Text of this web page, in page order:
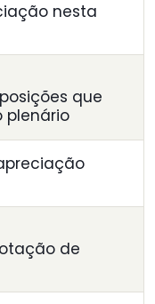
nesta
que
plenário
de